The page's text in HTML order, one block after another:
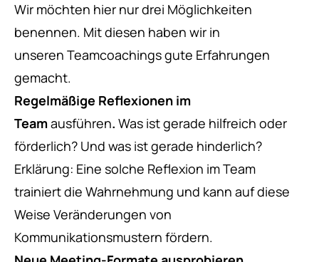
Wir möchten hier nur drei Möglichkeiten
benennen. Mit diesen haben wir in
unseren Teamcoachingsgute Erfahrungen
gemacht.
Regelmäßige Reflexionen im
Teamausführen. Was ist gerade hilfreich oder
förderlich? Und was ist gerade hinderlich?
Erklärung: Eine solche Reflexion im Team
trainiert die Wahrnehmung und kann auf diese
Weise Veränderungen von
Kommunikationsmustern fördern.